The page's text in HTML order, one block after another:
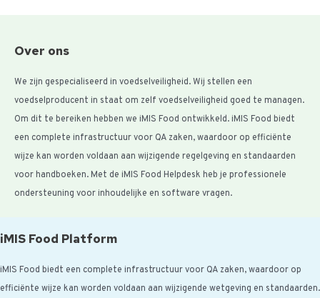
Over ons
We zijn gespecialiseerd in voedselveiligheid. Wij stellen een
voedselproducent in staat om zelf voedselveiligheid goed te managen.
Om dit te bereiken hebben we iMIS Food ontwikkeld. iMIS Food biedt
een complete infrastructuur voor QA zaken, waardoor op efficiënte
wijze kan worden voldaan aan wijzigende regelgeving en standaarden
voor handboeken. Met de iMIS Food Helpdesk heb je professionele
ondersteuning voor inhoudelijke en software vragen.
iMIS Food Platform
iMIS Food biedt een complete infrastructuur voor QA zaken, waardoor op
efficiënte wijze kan worden voldaan aan wijzigende wetgeving en standaarden.